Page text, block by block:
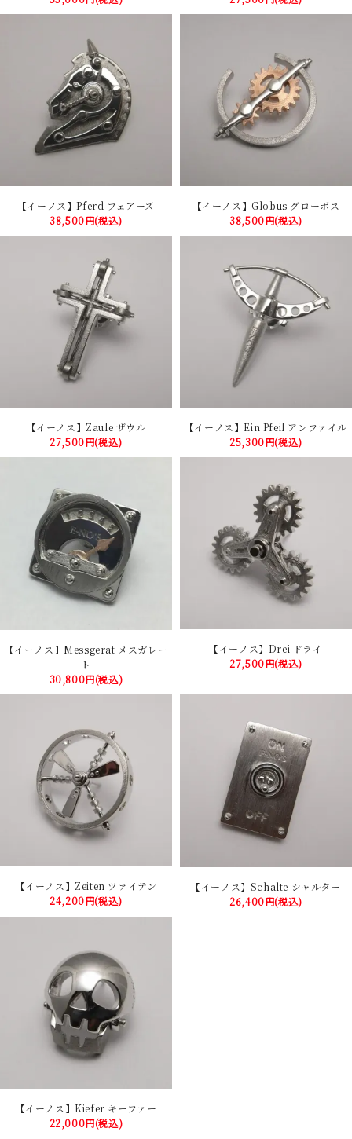
【イーノス】Pferd フェアーズ
38,500円(税込)
【イーノス】Globus グローボス
38,500円(税込)
【イーノス】Zaule ザウル
27,500円(税込)
【イーノス】Ein Pfeil アンファイル
25,300円(税込)
【イーノス】Messgerat メスガレー
ト
30,800円(税込)
【イーノス】Drei ドライ
27,500円(税込)
【イーノス】Zeiten ツァイテン
24,200円(税込)
【イーノス】Schalte シャルター
26,400円(税込)
【イーノス】Kiefer キーファー
22,000円(税込)